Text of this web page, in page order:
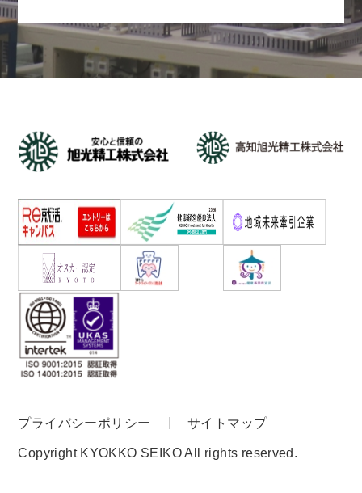
Copyright KYOKKO SEIKO All rights reserved.
プライバシーポリシー サイトマップ